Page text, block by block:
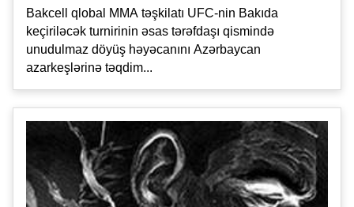
Bakcell qlobal MMA təşkilatı UFC-nin Bakıda
keçiriləcək turnirinin əsas tərəfdaşı qismində
unudulmaz döyüş həyəcanını Azərbaycan
azarkeşlərinə təqdim...